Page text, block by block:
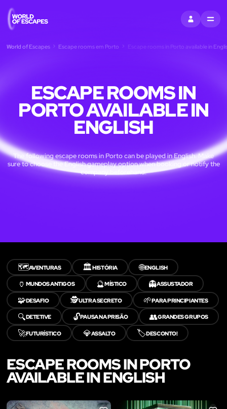
ENTRARMENU
World of Escapes Escape rooms em Porto Escape rooms in Porto available in
ESCAPE ROOMS IN
PORTO AVAILABLE IN
ENGLISH
The following escape rooms in Porto can be played in English. Make
sure to choose the English gameplay option when booking or notify the
company beforehand.
🗺️AVENTURAS 🏛️HISTÓRIA 🌐ENGLISH
🏺 MUNDOS ANTIGOS 🔮MÍSTICO 👻ASSUSTADOR
🧩DESAFIO 🕵️ULTRA SECRETO 🌱PARA PRINCIPIANTES
🔍DETETIVE 🔓PAUSA NA PRISÃO 👥GRANDES GRUPOS
🚀FUTURÍSTICO 💎ASSALTO 🏷️DESCONTO!
ESCAPE ROOMS IN PORTO
AVAILABLE IN ENGLISH